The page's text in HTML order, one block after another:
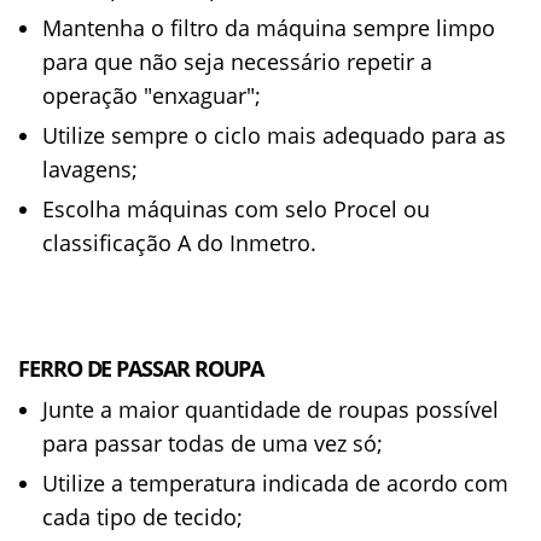
Mantenha o filtro da máquina sempre limpo
para que não seja necessário repetir a
operação "enxaguar";
Utilize sempre o ciclo mais adequado para as
lavagens;
Escolha máquinas com selo Procel ou
classificação A do Inmetro.
FERRO DE PASSAR ROUPA
Junte a maior quantidade de roupas possível
para passar todas de uma vez só;
Utilize a temperatura indicada de acordo com
cada tipo de tecido;